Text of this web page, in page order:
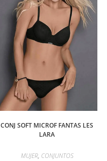
CONJ SOFT MICROF FANTAS LES
LARA
MUJER, CONJUNTOS